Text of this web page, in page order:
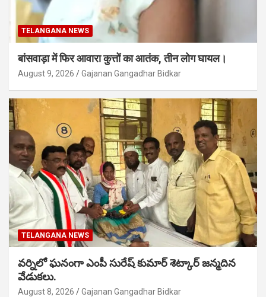
TELANGANA NEWS
बांसवाड़ा में फिर आवारा कुत्तों का आतंक, तीन लोग घायल।
August 9, 2026 Gajanan Gangadhar Bidkar
TELANGANA NEWS
వర్నిలో ఘనంగా ఎంపీ సురేష్ కుమార్ శెట్కార్ జన్మదిన
వేడుకలు.
August 8, 2026 Gajanan Gangadhar Bidkar